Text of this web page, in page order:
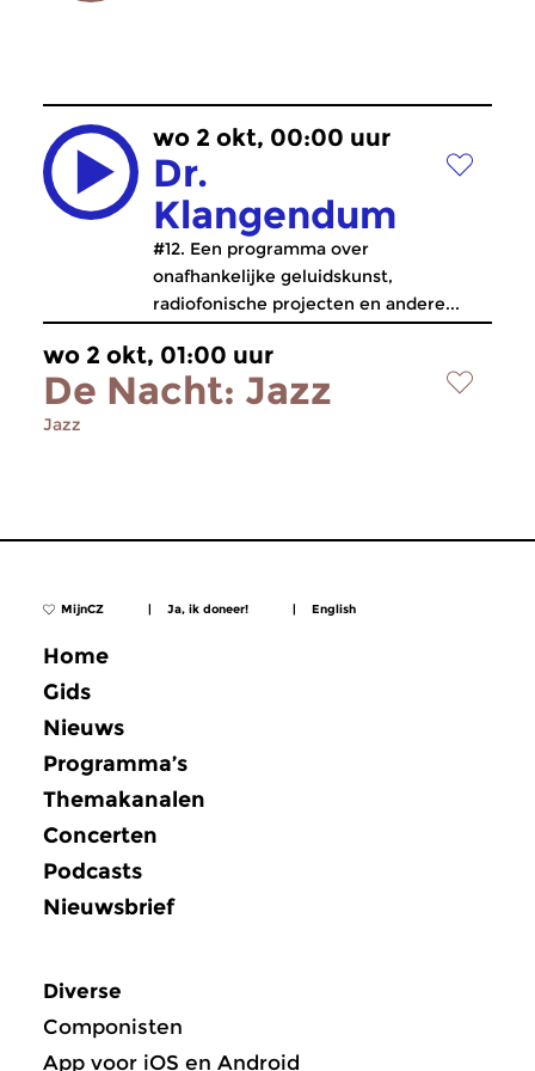
wo 2 okt, 00:00 uur
Dr.
Klangendum
#12. Een programma over
onafhankelijke geluidskunst,
radiofonische projecten en andere...
wo 2 okt, 01:00 uur
De Nacht: Jazz
Jazz
MijnCZ | Ja, ik doneer! | English
Home
Gids
Nieuws
Programma’s
Themakanalen
Concerten
Podcasts
Nieuwsbrief
Diverse
Componisten
App voor iOS en Android